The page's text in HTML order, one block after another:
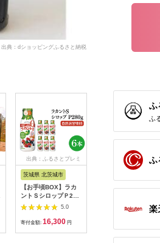
出典：dショッピングふるさと納税
出典：ふるさとプレミ
茨城県 北茨城市
【お手頃BOX】ラカ
ントＳシロップＰ280
ｇ 6本セット
(CL204-LS6)
5.0
寄付金額: 16,300 円
出典：ふるさとプレ
ゆず入り七味唐辛子
村」/25g×6個 調味料
七味唐辛子 ゆず 柚子
辛料 ギフト お中元
歳暮 母の日 父の日
5.0
ふ
ふ
ふ
楽